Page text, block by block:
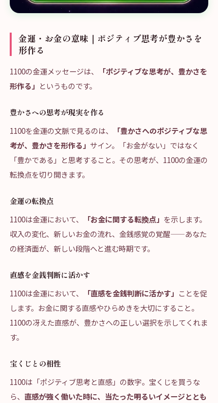
金運・お金の意味｜ポジティブ思考が豊かさを
形作る
1100の金運メッセージは、
「ポジティブな思考が、豊かさを
形作る」 というものです。
豊かさへの思考が現実を作る
1100を金運の文脈で見るのは、
「豊かさへのポジティブな思
考が、豊かさを形作る」 サイン。「お金がない」ではなく
「豊かである」と思考すること。その思考が、1100の金運の
転換点を切り開きます。
金運の転換点
1100は金運において、
「お金に関する転換点」 を示します。
収入の変化、新しいお金の流れ、金銭感覚の覚醒——あなた
の経済面が、新しい段階へと進む時期です。
直感を金銭判断に活かす
1100は金運において、
「直感を金銭判断に活かす」 ことを促
します。お金に関する直感やひらめきを大切にすること。
1100の冴えた直感が、豊かさへの正しい選択を示してくれま
す。
宝くじとの相性
1100は「ポジティブ思考と直感」の数字。宝くじを買うな
ら、 直感が強く働いた時に、当たった明るいイメージととも